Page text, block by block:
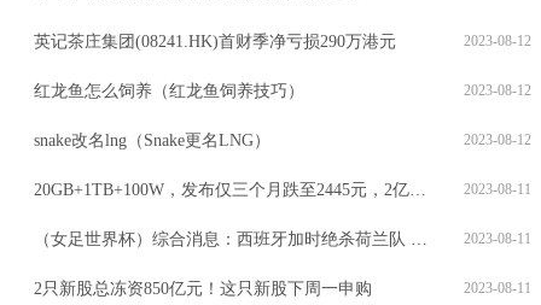
2023-08-12
英记茶庄集团(08241.HK)首财季净亏损290万港元
2023-08-12
红龙鱼怎么饲养（红龙鱼饲养技巧）
2023-08-12
snake改名lng（Snake更名LNG）
2023-08-11
20GB+1TB+100W，发布仅三个月跌至2445元，2亿像素新机售价亲民
2023-08-11
（女足世界杯）综合消息：西班牙加时绝杀荷兰队 日本队负瑞典无缘四强
2023-08-11
2只新股总冻资850亿元！这只新股下周一申购